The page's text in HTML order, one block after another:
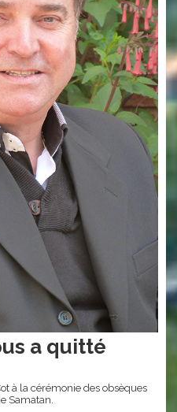
a quitté
à la cérémonie des obsèques
Samatan.